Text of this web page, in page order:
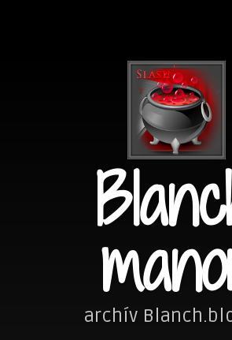
Návštěvní kniha
archív